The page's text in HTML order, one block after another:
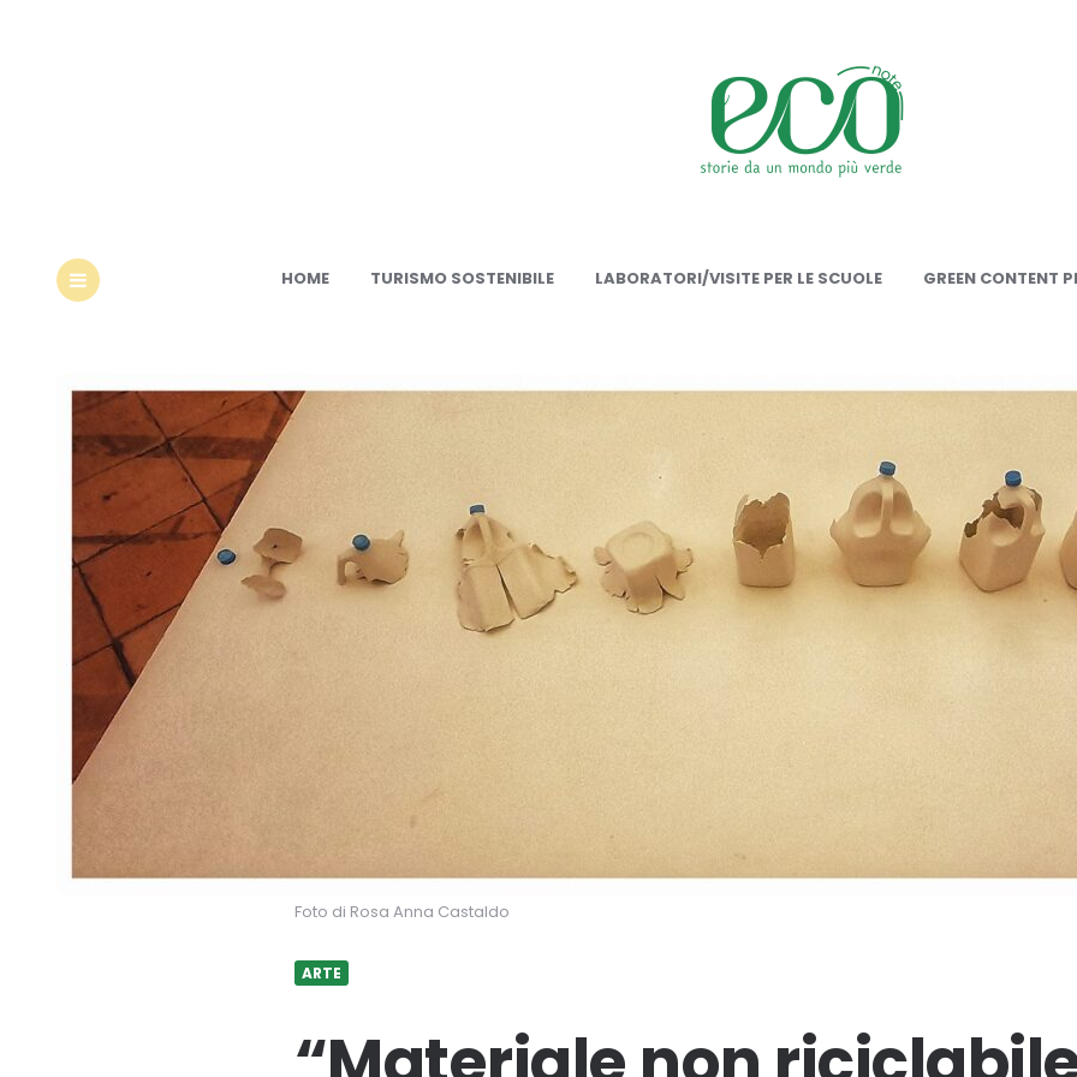
HOME TURISMO SOSTENIBILE LABORATORI/VISITE PER LE SCUOLE GREEN CONTENT
Foto di Rosa Anna Castaldo
ARTE